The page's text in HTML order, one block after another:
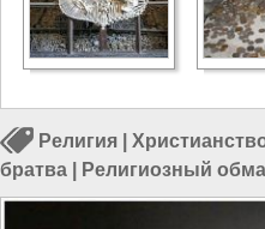
Религия
братва
Религиозный